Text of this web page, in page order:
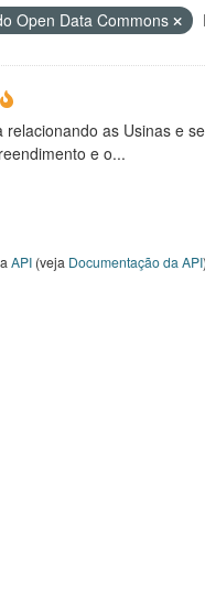
Open Data Commons
as Usinas e
e o...
API(veja Documentação da API